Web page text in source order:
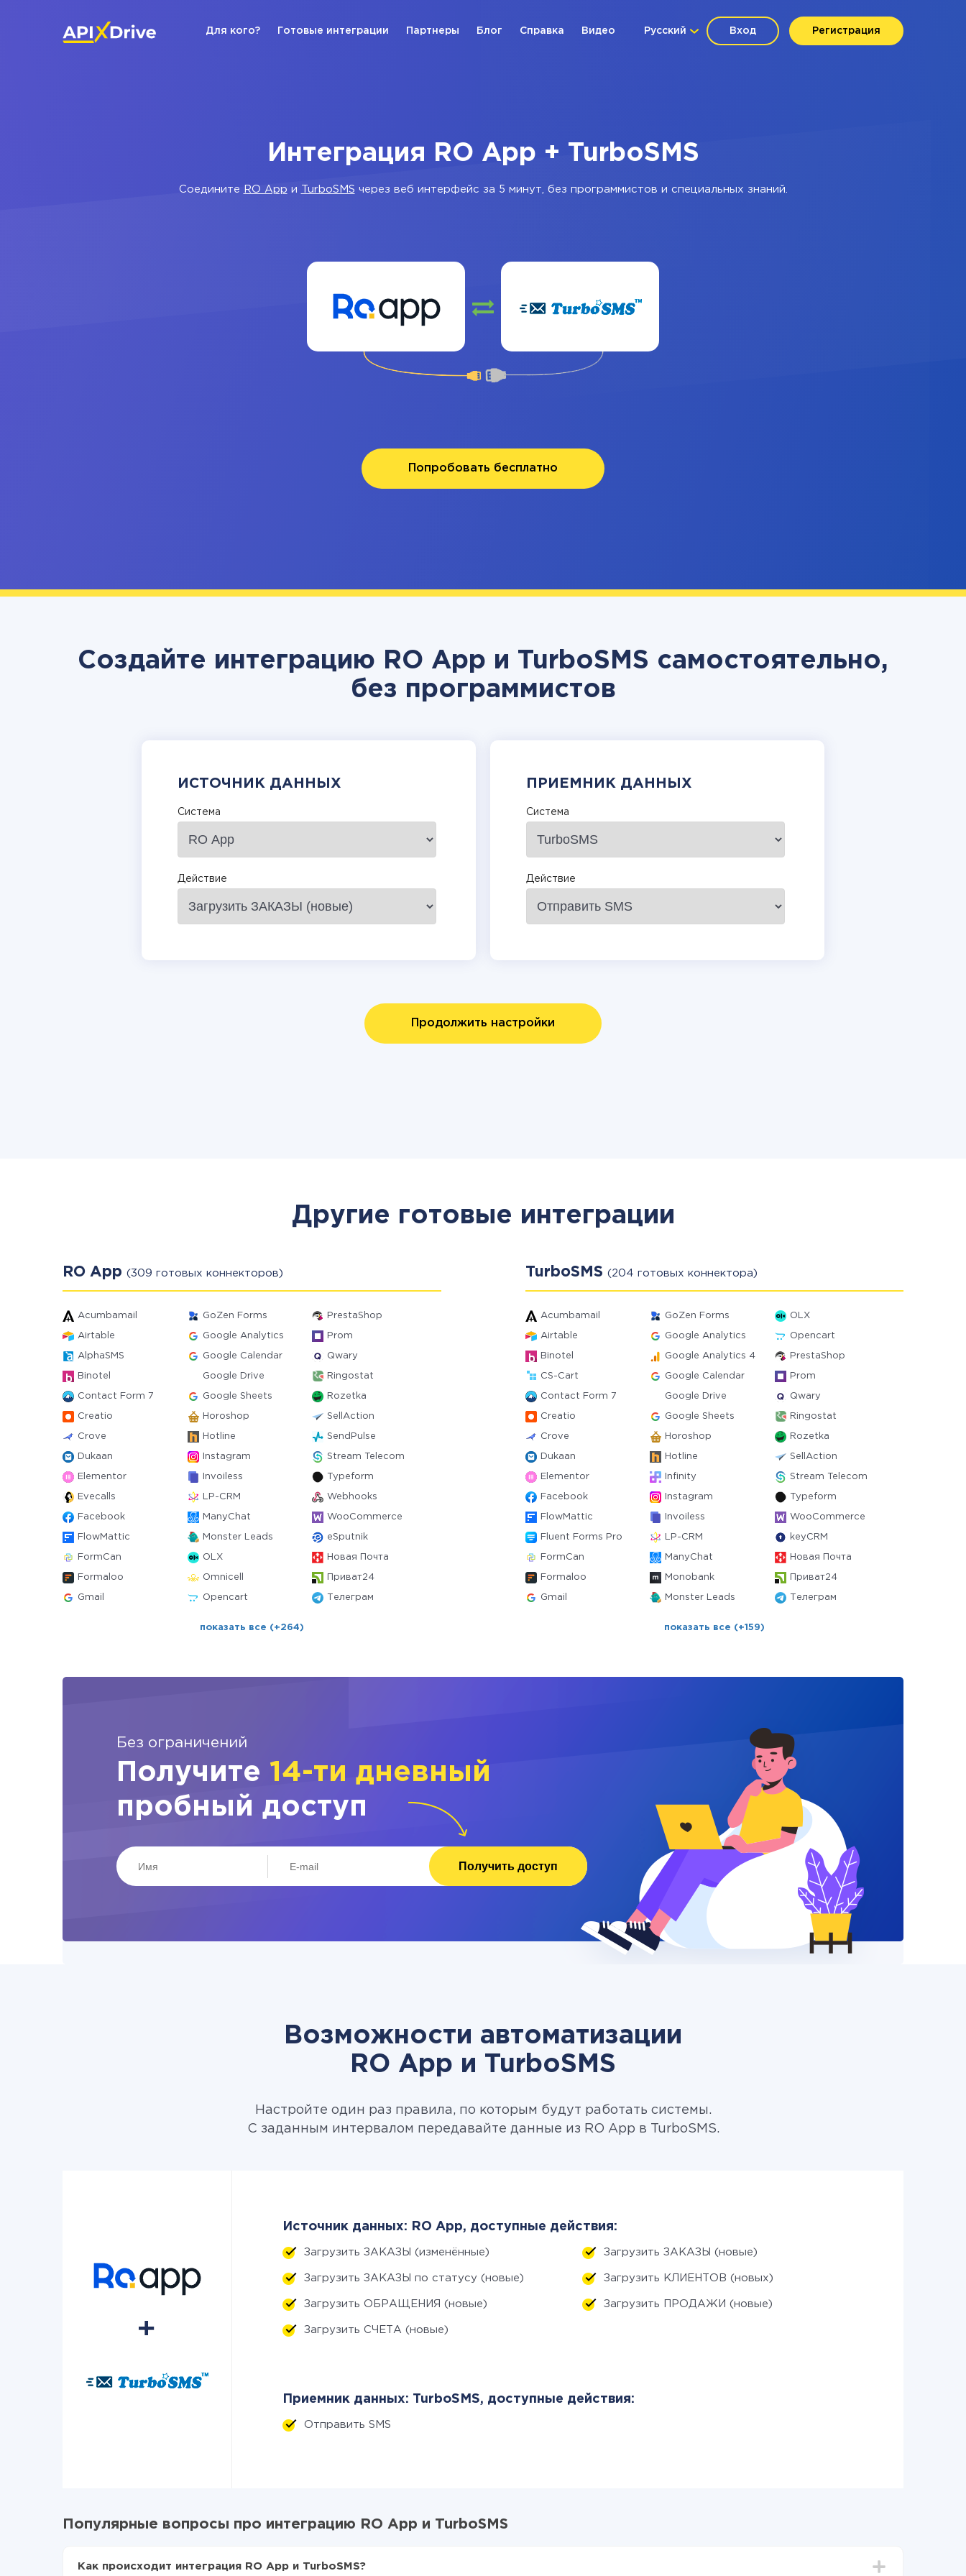
Вход Регистрация
Русский
Для кого? Готовые интеграции Партнеры Блог Справка Видео
Интеграция RO App + TurboSMS
Соедините RO App и TurboSMS через веб интерфейс за 5 минут, без программистов и специальных знаний.
Попробовать бесплатно
Создайте интеграцию RO App и TurboSMS самостоятельно,
без программистов
ИСТОЧНИК ДАННЫХ
Система
Действие
ПРИЕМНИК ДАННЫХ
Система
Действие
Продолжить настройки
Другие готовые интеграции
RO App (309 готовых коннекторов)
Acumbamail GoZen Forms PrestaShop
Airtable Google Analytics Prom
AlphaSMS Google Calendar Qwary
Binotel Google Drive Ringostat
Contact Form 7 Google Sheets Rozetka
Creatio Horoshop SellAction
Crove Hotline SendPulse
Dukaan Instagram Stream Telecom
Elementor Invoiless Typeform
Evecalls LP-CRM Webhooks
Facebook ManyChat WooCommerce
FlowMattic Monster Leads eSputnik
FormCan OLX Новая Почта
Formaloo Omnicell Приват24
Gmail Opencart Телеграм
показать все (+264)
TurboSMS (204 готовых коннектора)
Acumbamail GoZen Forms OLX
Airtable Google Analytics Opencart
Binotel Google Analytics 4 PrestaShop
CS-Cart Google Calendar Prom
Contact Form 7 Google Drive Qwary
Creatio Google Sheets Ringostat
Crove Horoshop Rozetka
Dukaan Hotline SellAction
Elementor Infinity Stream Telecom
Facebook Instagram Typeform
FlowMattic Invoiless WooCommerce
Fluent Forms Pro LP-CRM keyCRM
FormCan ManyChat Новая Почта
Formaloo Monobank Приват24
Gmail Monster Leads Телеграм
показать все (+159)
Без ограничений
Получите 14-ти дневный
пробный доступ
Получить доступ
Возможности автоматизации
RO App и TurboSMS
Настройте один раз правила, по которым будут работать системы.
С заданным интервалом передавайте данные из RO App в TurboSMS.
Источник данных: RO App, доступные действия:
Загрузить ЗАКАЗЫ (изменённые) Загрузить ЗАКАЗЫ (новые)
Загрузить ЗАКАЗЫ по статусу (новые) Загрузить КЛИЕНТОВ (новых)
Загрузить ОБРАЩЕНИЯ (новые) Загрузить ПРОДАЖИ (новые)
Загрузить СЧЕТА (новые)
Приемник данных: TurboSMS, доступные действия:
Отправить SMS
Популярные вопросы про интеграцию RO App и TurboSMS
Как происходит интеграция RO App и TurboSMS?